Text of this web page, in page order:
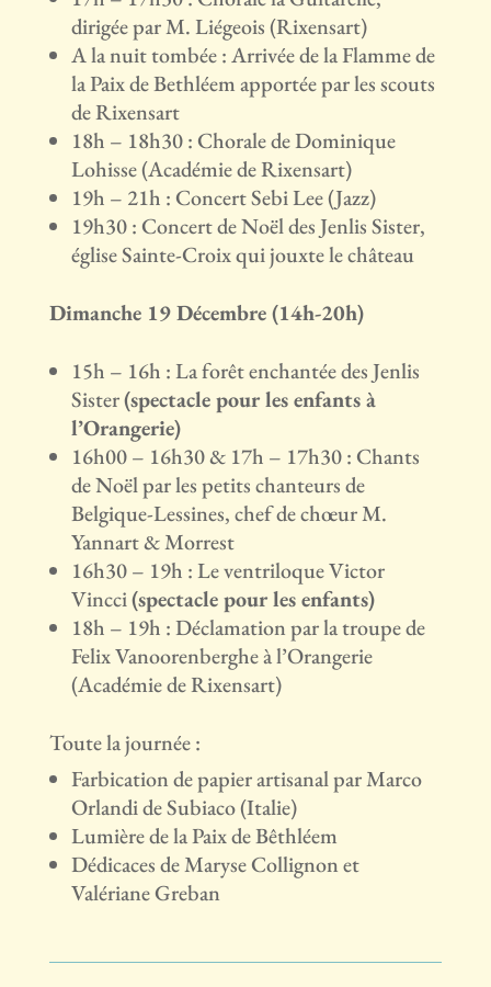
dirigée par M. Liégeois (Rixensart)
A la nuit tombée : Arrivée de la Flamme de
la Paix de Bethléem apportée par les scouts
de Rixensart
18h – 18h30 : Chorale de Dominique
Lohisse (Académie de Rixensart)
19h – 21h : Concert Sebi Lee (Jazz)
19h30 : Concert de Noël des Jenlis Sister,
église Sainte-Croix qui jouxte le château
Dimanche 19 Décembre (14h-20h)
15h – 16h : La forêt enchantée des Jenlis
Sister(spectacle pour les enfants à
l’Orangerie)
16h00 – 16h30 & 17h – 17h30 : Chants
de Noël par les petits chanteurs de
Belgique-Lessines, chef de chœur M.
Yannart & Morrest
16h30 – 19h : Le ventriloque Victor
Vincci(spectacle pour les enfants)
18h – 19h : Déclamation par la troupe de
Felix Vanoorenberghe à l’Orangerie
(Académie de Rixensart)
Toute la journée :
Farbication de papier artisanal par Marco
Orlandi de Subiaco (Italie)
Lumière de la Paix de Bêthléem
Dédicaces de Maryse Collignon et
Valériane Greban